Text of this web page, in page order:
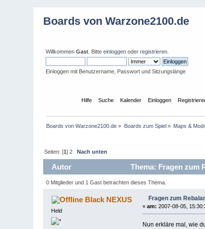
Boards von Warzone2100.de
WillkommenGast . Bitteeinloggen oderregistrieren
Einloggen mit Benutzername, Passwort und Sitzungslänge
Hilfe Suche Kalender Einloggen
Boards von Warzone2100.de » Boards zum Spiel» Maps &
Seiten: [1]2 Nach unten
Autor Thema: Fragen zum
0 Mitglieder und 1 Gast betrachten dieses Thema.
Black NEXUS
Held
Fragen zum
« am: 2007-08-05,
Nun erkläre mal, wie